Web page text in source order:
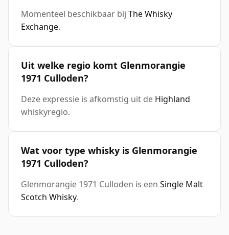
Momenteel beschikbaar bij The Whisky
Exchange.
Uit welke regio komt Glenmorangie
1971 Culloden?
Deze expressie is afkomstig uit de Highland
whiskyregio.
Wat voor type whisky is Glenmorangie
1971 Culloden?
Glenmorangie 1971 Culloden is een Single Malt
Scotch Whisky.